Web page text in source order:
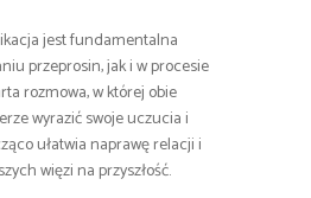
jest fundamentalna
przeprosin, jak i w procesie
rozmowa, w której obie
wyrazić swoje uczucia i
ułatwia naprawę relacji i
więzi na przyszłość.